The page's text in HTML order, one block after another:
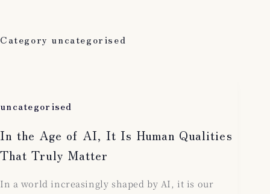
Category uncategorised
uncategorised
In the Age of AI, It Is Human Qualities
That Truly Matter
In a world increasingly shaped by AI, it is our